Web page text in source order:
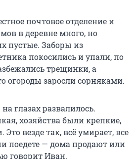
почтовое отделение и
в деревне много, но
пустые. Заборы из
покосились и упали, по
трещинки, а
огороды заросли сорняками.
глазах развалилось.
хозяйства были крепкие,
везде так, всё умирает, все
поедете — дома продают или
говорит Иван.